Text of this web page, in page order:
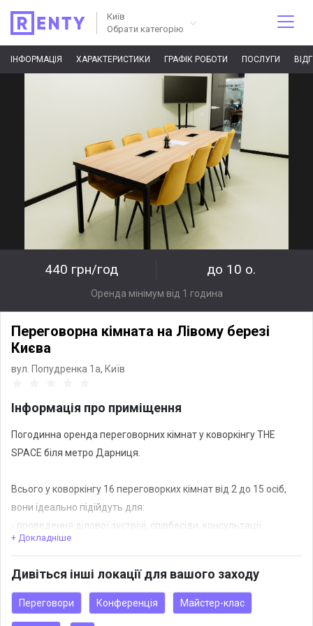
Київ
Обрати категорію
ІНФОРМАЦІЯ ХАРАКТЕРИСТИКИ ГРАФІК РОБОТИ ПОСЛУГИ
440 грн/год до 10 о.
Оренда мінімум від 1 година
Переговорна кімната на Лівому березі
Києва
вул. Попудренка 1а, Київ
Інформація про приміщення
Погодинна оренда переговорних кімнат у коворкінгу THE
SPACE біля метро Дарниця.
Всього у коворкінгу 16 переговорких кімнат від 2 до 15 осіб,
вони ідеально підійдуть для:
- проведення ділової зустрічі, співбесіди, консультації
- майстер-класу, воркшопу, презентації
можна працювати наче у власному приватному офісі
У вартість входить:
+ Докладніше
Дивіться інші локації для вашого заходу
Переговори Конференція Майстер-клас